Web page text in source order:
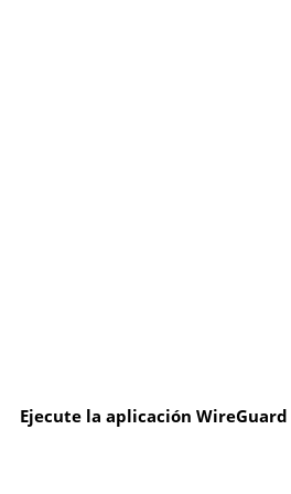
Ejecute la aplicación WireGuard